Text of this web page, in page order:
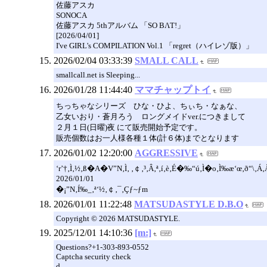
佐藤アスカ
SONOCA
佐藤アスカ 5thアルバム 「SO BΛT!」
[2026/04/01]
I've GIRL's COMPILATION Vol.1 「regret（ハイレゾ版）」
2026/02/04 03:33:39 SMALL CALL
smallcall.net is Sleeping...
2026/01/28 11:44:40 ママチャップトイ
ちっちゃなシリーズ ひな・ひよ、ちぃち・なぁな、
乙女いおり・蒼月ろう ロングメイドver.につきまして
２月１日(日曜)夜 にて販売開始予定です。
販売個数はお一人様各種１体(計６体)までとなります
2026/01/02 12:20:00 AGGRESSIVE
‘r’†‚Ì‚½‚ß�A�V”N‚Ì‚ ‚￠
2026/01/01
�¡”N‚Í‰_‚ª‘½‚￠‚¯‚Çƒ~ƒm
2026/01/01 11:22:48 MATSUDASTYLE D.B.O
Copyright © 2026 MATSUDASTYLE.
2025/12/01 14:10:36 [m:]
Questions?+1-303-893-0552
Captcha security check